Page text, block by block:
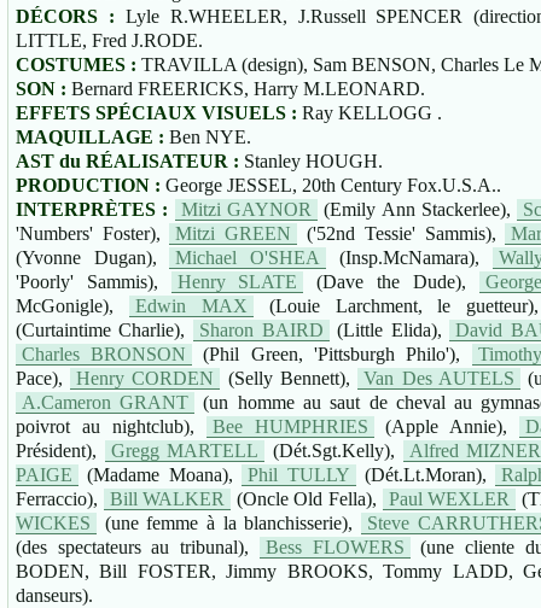
DÉCORS : Lyle R.WHEELER, J.Russell SPENCER
LITTLE, Fred J.RODE.
COSTUMES : TRAVILLA (design), Sam BENSON, Charles Le
SON : Bernard FREERICKS, Harry M.LEONARD.
EFFETS SPÉCIAUX VISUELS : Ray KELLOGG .
MAQUILLAGE : Ben NYE.
AST du RÉALISATEUR : Stanley HOUGH.
PRODUCTION : George JESSEL, 20th Century Fox.U.S.A..
INTERPRÈTES :
Mitzi GAYNOR (Emily Ann Stackerlee),
'Numbers' Foster),
Mitzi GREEN ('52nd Tessie' Sammis),
(Yvonne Dugan),
Michael O'SHEA (Insp.McNamara),
'Poorly' Sammis),
Henry SLATE (Dave the Dude),
McGonigle),
Edwin MAX
(Louie Larchment, le
(Curtaintime Charlie),
Sharon BAIRD (Little Elida),
David
Charles BRONSON
(Phil Green, 'Pittsburgh Philo'),
Pace),
Henry CORDEN (Selly Bennett), Van Des AUTELS
A.Cameron GRANT
(un homme au saut de cheval au
poivrot au nightclub),
Bee HUMPHRIES (Apple Annie),
Président),
Gregg MARTELL (Dét.Sgt.Kelly),
Alfred MIZNER
PAIGE
(Madame Moana), Phil TULLY (Dét.Lt.Moran),
Ferraccio),
Bill WALKER (Oncle Old Fella), Paul WEXLER
WICKES
(une femme à la blanchisserie),
Steve
(des spectateurs au tribunal),
Bess FLOWERS
(une cliente
BODEN, Bill FOSTER, Jimmy BROOKS, Tommy LADD,
danseurs).